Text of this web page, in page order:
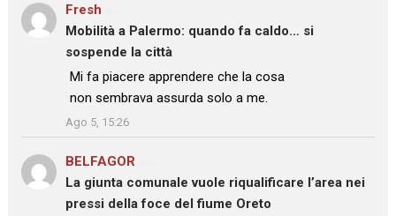
Fresh
Mobilità a Palermo: quando fa caldo… si
sospende la città
: “
Mi fa piacere apprendere che la cosa
non sembrava assurda solo a me.
”
Ago 5, 15:26
BELFAGOR
La giunta comunale vuole riqualificare l’area nei
pressi della foce del fiume Oreto